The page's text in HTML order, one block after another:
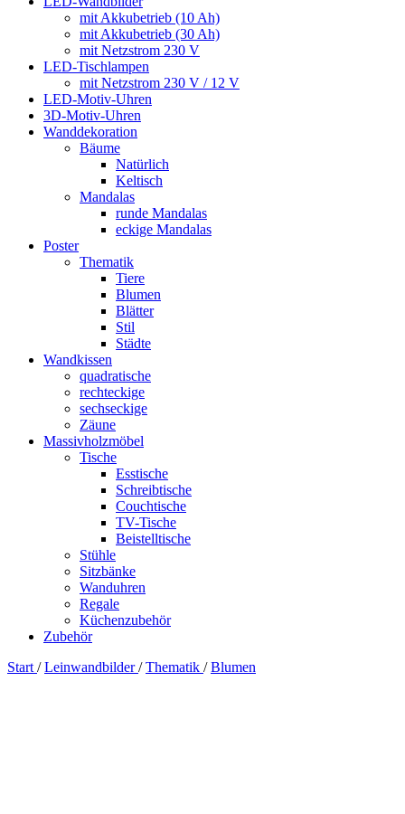
mit Akkubetrieb (10 Ah)
mit Akkubetrieb (30 Ah)
mit Netzstrom 230 V
LED-Tischlampen
mit Netzstrom 230 V / 12 V
LED-Motiv-Uhren
3D-Motiv-Uhren
Wanddekoration
Bäume
Natürlich
Keltisch
Mandalas
runde Mandalas
eckige Mandalas
Poster
Thematik
Tiere
Blumen
Blätter
Stil
Städte
Wandkissen
quadratische
rechteckige
sechseckige
Zäune
Massivholzmöbel
Tische
Esstische
Schreibtische
Couchtische
TV-Tische
Beistelltische
Stühle
Sitzbänke
Wanduhren
Regale
Küchenzubehör
Zubehör
Start / Leinwandbilder/ Thematik / Blumen